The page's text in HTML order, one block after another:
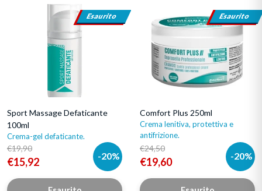
Sport Massage Defaticante 100ml
Sport Massage Defaticante
100ml
Crema-gel defaticante.
€19,90
€15,92 -20%
Esaurito
Comfort Plus 250ml
Crema lenitiva, protettiva e
antifrizione.
€24,50
€19,60 -20%
Esaurito